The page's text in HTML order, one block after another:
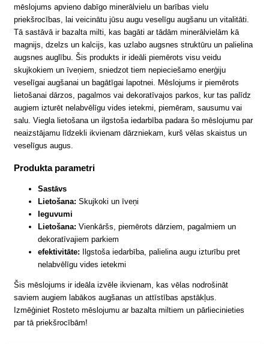
mēslojums apvieno dabīgo minerālvielu un barības vielu
priekšrocības, lai veicinātu jūsu augu veselīgu augšanu un vitalitāti.
Tā sastāvā ir bazalta milti, kas bagāti ar tādām minerālvielām kā
magnijs, dzelzs un kalcijs, kas uzlabo augsnes struktūru un palielina
augsnes auglību. Šis produkts ir ideāli piemērots visu veidu
skujkokiem un īveņiem, sniedzot tiem nepieciešamo enerģiju
veselīgai augšanai un bagātīgai lapotnei. Mēslojums ir piemērots
lietošanai dārzos, pagalmos vai dekoratīvajos parkos, kur tas palīdz
augiem izturēt nelabvēlīgu vides ietekmi, piemēram, sausumu vai
salu. Viegla lietošana un ilgstoša iedarbība padara šo mēslojumu par
neaizstājamu līdzekli ikvienam dārzniekam, kurš vēlas skaistus un
veselīgus augus.
Produkta parametri
Sastāvs
Lietošana: Skujkoki un īveņi
Ieguvumi
Lietošana: Vienkāršs, piemērots dārziem, pagalmiem un
dekoratīvajiem parkiem
efektivitāte: Ilgstoša iedarbība, palielina augu izturību pret
nelabvēlīgu vides ietekmi
Šis mēslojums ir ideāla izvēle ikvienam, kas vēlas nodrošināt
saviem augiem labākos augšanas un attīstības apstākļus.
Izmēģiniet Rosteto mēslojumu ar bazalta miltiem un pārliecinieties
par tā priekšrocībām!